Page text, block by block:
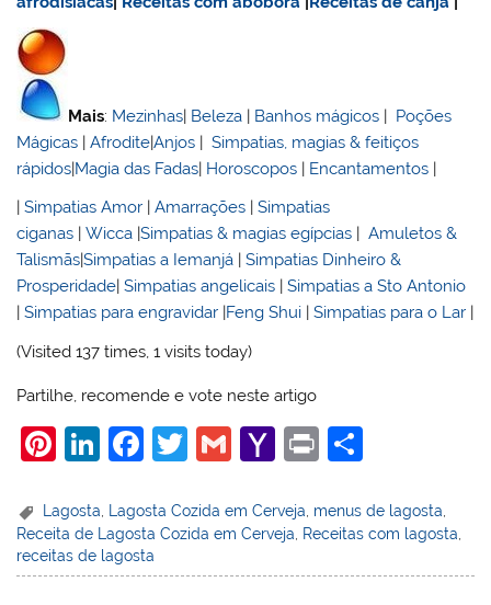
Mais: Mezinhas| Beleza | Banhos mágicos | Poções
Mágicas |Afrodite|Anjos |Simpatias, magias & feitiços
rápidos|Magia das Fadas| Horoscopos | Encantamentos |
|Simpatias Amor |Amarrações |Simpatias
ciganas |Wicca |Simpatias & magias egípcias |Amuletos &
Talismãs|Simpatias a Iemanjá |Simpatias Dinheiro &
Prosperidade |Simpatias angelicais |Simpatias a Sto Antonio
|Simpatias para engravidar Feng Shui |Simpatias para o Lar
(Visited 137 times, 1 visits today)
Partilhe, recomende e vote neste artigo
Pi
er
e
st
Li
k
e
dI
F
c
e
b
T
itt
er
G
ai
l
Y
h
o
o
Pr
t
ar
e
Lagosta Lagosta Cozida em Cerveja menus de lagosta
Receita de Lagosta Cozida em Cerveja
Receitas com lagosta
receitas de lagosta